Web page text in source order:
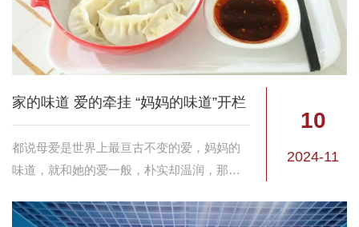
家的味道 爱的牵挂 “妈妈的味道”开栏
都说母爱是世界上最亘古不变的爱，妈妈的
味道，就和她的爱一般，朴实却温润，那里
容，伴随着我们一路成长，也值得我们好好
10
2024-11